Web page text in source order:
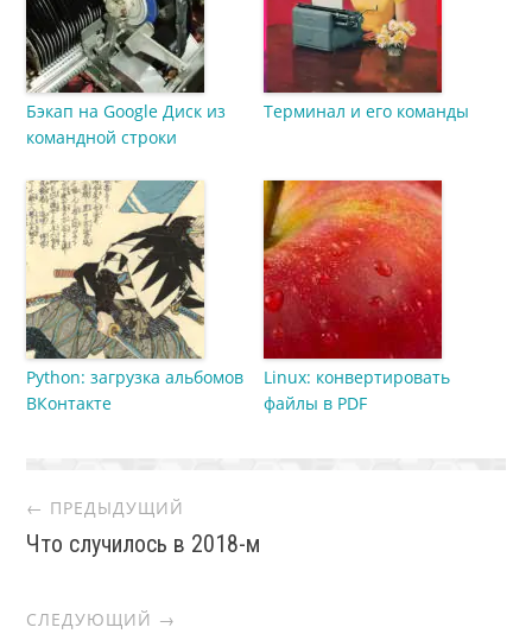
Бэкап на Google Диск из
командной строки
Терминал и его команды
Python: загрузка альбомов
ВКонтакте
Linux: конвертировать
файлы в PDF
Post
navigation
← ПРЕДЫДУЩИЙ
Что случилось в 2018-м
СЛЕДУЮЩИЙ →